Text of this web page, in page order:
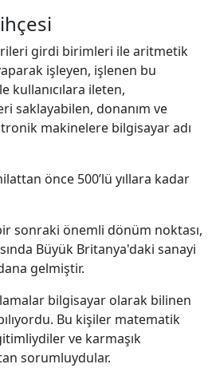
girdi birimleri ile aritmetik
işleyen, işlenen bu
kullanıcılara ileten,
saklayabilen, donanım ve
makinelere bilgisayar adı
önce 500’lü yıllara kadar
sonraki önemli dönüm noktası,
Büyük Britanya'daki sanayi
gelmiştir.
bilgisayar olarak bilinen
Bu kişiler matematik
ve karmaşık
sorumluydular.